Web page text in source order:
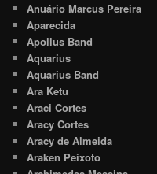
Anuário Marcus Pereira
Aparecida
Apollus Band
Aquarius
Aquarius Band
Ara Ketu
Araci Cortes
Aracy Cortes
Aracy de Almeida
Araken Peixoto